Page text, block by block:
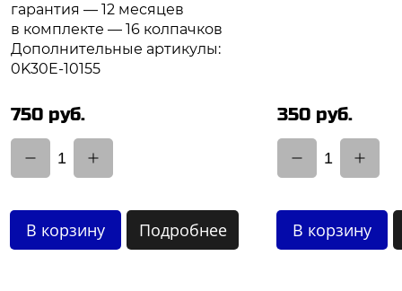
гарантия — 12 месяцев
в комплекте — 16 колпачков
Дополнительные артикулы:
0K30E-10155
750 руб.
1
В корзину Подробнее
350 руб.
1
В корзину